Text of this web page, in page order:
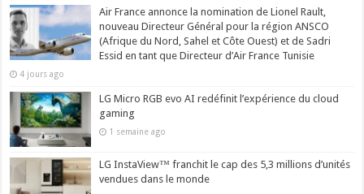
Air France annonce la nomination de Lionel Rault,
nouveau Directeur Général pour la région ANSCO
(Afrique du Nord, Sahel et Côte Ouest) et de Sadri
Essid en tant que Directeur d’Air France Tunisie
4 jours ago
LG Micro RGB evo AI redéfinit l’expérience du cloud
gaming
1 semaine ago
LG InstaView™ franchit le cap des 5,3 millions d’unités
vendues dans le monde